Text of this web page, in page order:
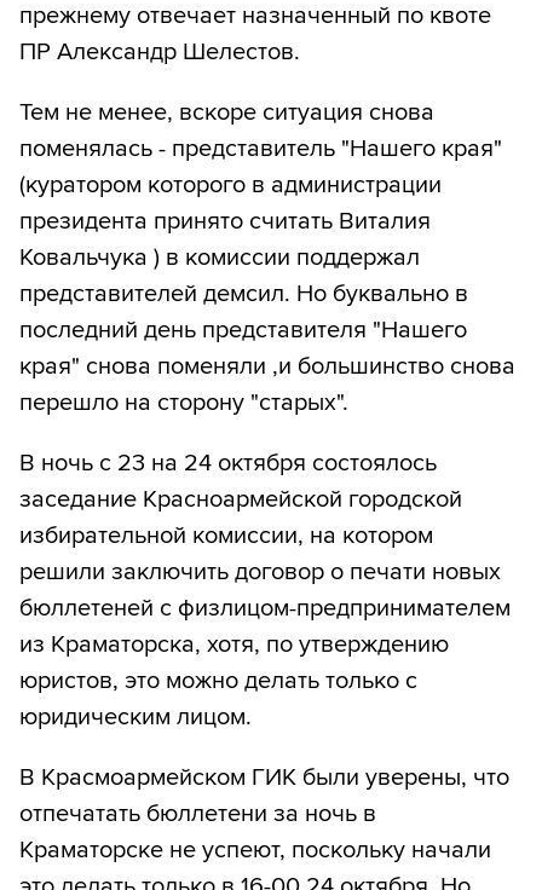
прежнему отвечает назначенный по квоте
ПР Александр Шелестов.
Тем не менее, вскоре ситуация снова
поменялась - представитель "Нашего края"
(куратором которого в администрации
президента принято считать Виталия
Ковальчука ) в комиссии поддержал
представителей демсил. Но буквально в
последний день представителя "Нашего
края" снова поменяли ,и большинство снова
перешло на сторону "старых".
В ночь с 23 на 24 октября состоялось
заседание Красноармейской городской
избирательной комиссии, на котором
решили заключить договор о печати новых
бюллетеней с физлицом-предпринимателем
из Краматорска, хотя, по утверждению
юристов, это можно делать только с
юридическим лицом.
В Красмоармейском ГИК были уверены, что
отпечатать бюллетени за ночь в
Краматорске не успеют, поскольку начали